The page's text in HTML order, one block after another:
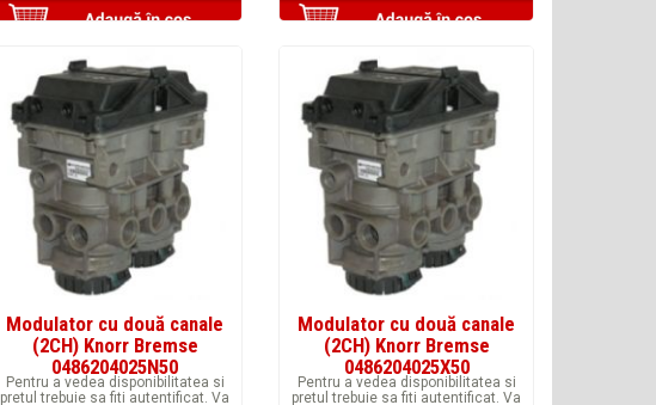
Modulator cu două canale
(2CH) Knorr Bremse
0486204025N50
Pentru a vedea disponibilitatea si
pretul trebuie sa fiti autentificat. Va
Modulator cu două canale
(2CH) Knorr Bremse
0486204025X50
Pentru a vedea disponibilitatea si
pretul trebuie sa fiti autentificat. Va